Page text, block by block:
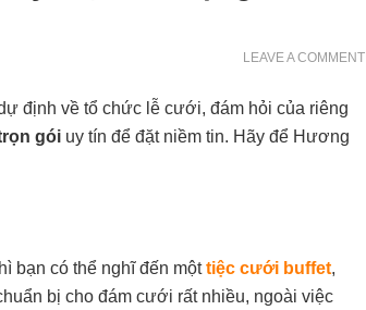
LEAVE A COMMENT
định về tổ chức lễ cưới, đám hỏi của riêng
gói uy tín để đặt niềm tin. Hãy để Hương
bạn có thể nghĩ đến mộttiệc cưới buffet,
bị cho đám cưới rất nhiều, ngoài việc